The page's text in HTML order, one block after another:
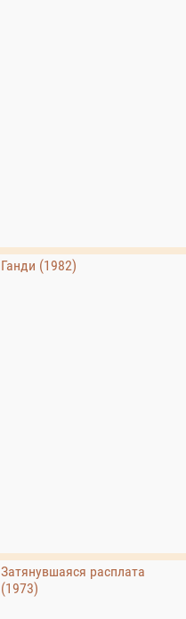
Ганди (1982)
Затянувшаяся расплата
(1973)